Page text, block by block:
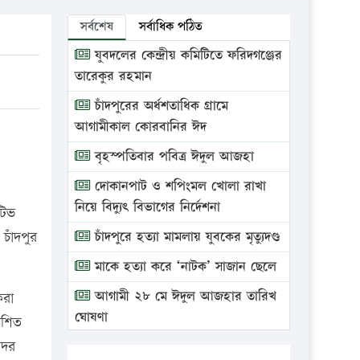
সর্বশেষ সর্বাধিক পঠিত
যুবদলের কেন্দ্রীয় কমিটিতে ফরিদগঞ্জের
তারেকুর রহমান
চাঁদপুরের অর্ধশতাধিক গ্রামে
আগামীকাল কোরবানির ঈদ
বৃহস্পতিবার পবিত্র ঈদুল আজহা
দোকানপাট ও শপিংমল খোলা রাখা
নিয়ে বিদ্যুৎ বিভাগের নির্দেশনা
চাঁদপুরে হত্যা মামলায় যুবকের মৃত্যুদণ্ড
মাকে হত্যা করে ‘নাটক’ সাজান ছেলে
আগামী ২৮ মে ঈদুল আজহার তারিখ
ঘোষণা